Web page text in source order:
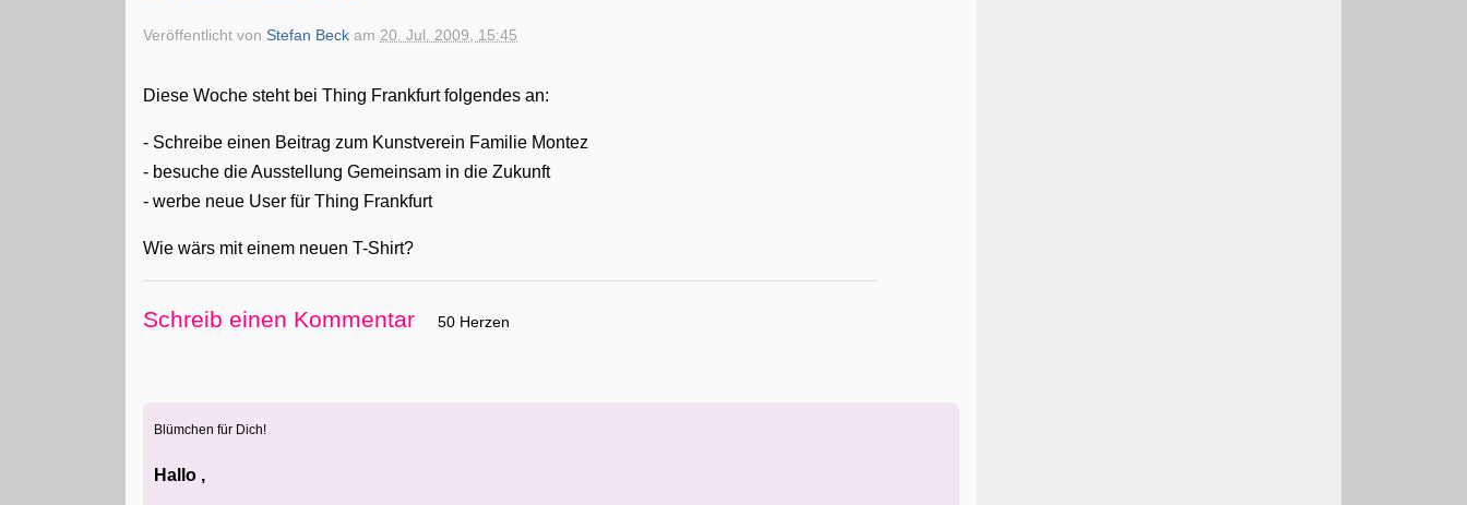
Veröffentlicht vonStefan Beck am 20. Jul. 2009, 15:45
Diese Woche steht bei Thing Frankfurt folgendes an:
- Schreibe einen Beitrag zum Kunstverein Familie Montez
- besuche die Ausstellung Gemeinsam in die Zukunft
- werbe neue User für Thing Frankfurt
Wie wärs mit einem neuen T-Shirt?
Schreib einen Kommentar 50 Herzen
Blümchen für Dich!
Hallo ,